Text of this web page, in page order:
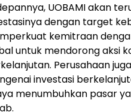
UOBAMI akan
dengan target
kemitraan
untuk mendorong aksi
Perusahaan
investasi
menumbuhkan pasar